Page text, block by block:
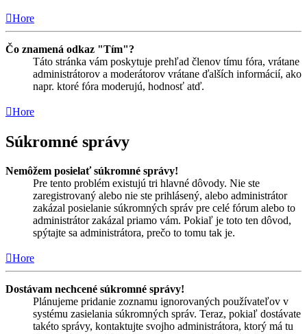
Hore
Čo znamená odkaz "Tím"?
Táto stránka vám poskytuje prehľad členov tímu fóra, vrátane
administrátorov a moderátorov vrátane ďalších informácií, ako
napr. ktoré fóra moderujú, hodnosť atď.
Hore
Súkromné správy
Nemôžem posielať súkromné správy!
Pre tento problém existujú tri hlavné dôvody. Nie ste
zaregistrovaný alebo nie ste prihlásený, alebo administrátor
zakázal posielanie súkromných správ pre celé fórum alebo to
administrátor zakázal priamo vám. Pokiaľ je toto ten dôvod,
spýtajte sa administrátora, prečo to tomu tak je.
Hore
Dostávam nechcené súkromné správy!
Plánujeme pridanie zoznamu ignorovaných používateľov v
systému zasielania súkromných správ. Teraz, pokiaľ dostávate
takéto správy, kontaktujte svojho administrátora, ktorý má tu